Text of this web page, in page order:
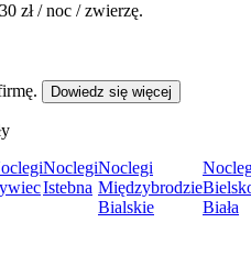
zł / noc / zwierzę.
Dowiedz się więcej
Noclegi
Istebna
Noclegi
Międzybrodzie
Bialskie
Biała